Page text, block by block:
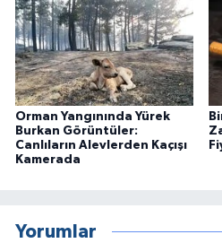
Orman Yangınında Yürek
Burkan Görüntüler:
Canlıların Alevlerden Kaçışı
Kamerada
Yorumlar